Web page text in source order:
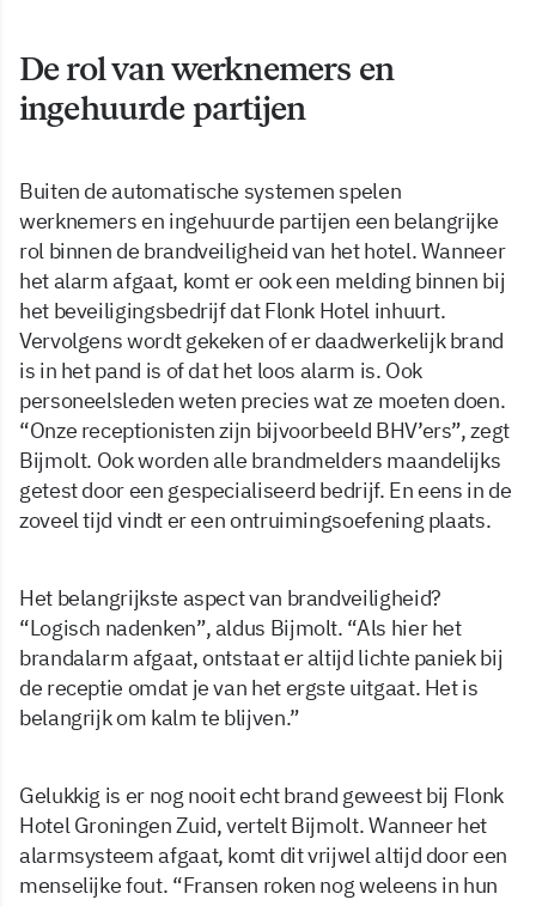
De rol van werknemers en
ingehuurde partijen
Buiten de automatische systemen spelen
werknemers en ingehuurde partijen een belangrijke
rol binnen de brandveiligheid van het hotel. Wanneer
het alarm afgaat, komt er ook een melding binnen bij
het beveiligingsbedrijf dat Flonk Hotel inhuurt.
Vervolgens wordt gekeken of er daadwerkelijk brand
is in het pand is of dat het loos alarm is. Ook
personeelsleden weten precies wat ze moeten doen.
“Onze receptionisten zijn bijvoorbeeld BHV’ers”, zegt
Bijmolt. Ook worden alle brandmelders maandelijks
getest door een gespecialiseerd bedrijf. En eens in de
zoveel tijd vindt er een ontruimingsoefening plaats.
Het belangrijkste aspect van brandveiligheid?
“Logisch nadenken”, aldus Bijmolt. “Als hier het
brandalarm afgaat, ontstaat er altijd lichte paniek bij
de receptie omdat je van het ergste uitgaat. Het is
belangrijk om kalm te blijven.”
Gelukkig is er nog nooit echt brand geweest bij Flonk
Hotel Groningen Zuid, vertelt Bijmolt. Wanneer het
alarmsysteem afgaat, komt dit vrijwel altijd door een
menselijke fout. “Fransen roken nog weleens in hun